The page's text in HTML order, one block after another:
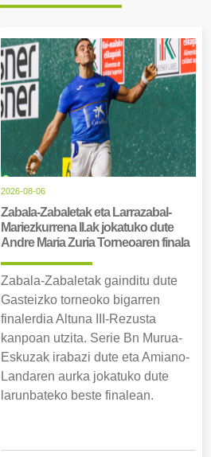
2026-08-06
Zabala-Zabaletak eta Larrazabal-
Mariezkurrena II.ak jokatuko dute
Andre Maria Zuria Torneoaren finala
Zabala-Zabaletak gainditu dute
Gasteizko torneoko bigarren
finalerdia Altuna III-Rezusta
kanpoan utzita. Serie Bn Murua-
Eskuzak irabazi dute eta Amiano-
Landaren aurka jokatuko dute
larunbateko beste finalean.